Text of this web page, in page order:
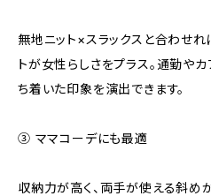
無地ニット×スラックスと合わせれ
トが女性らしさをプラス。通勤や
ち着いた印象を演出できます。
③ ママコーデにも最適
収納力が高く、両手が使える斜め